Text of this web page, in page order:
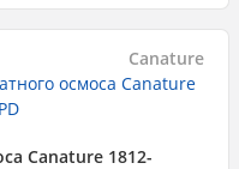
Canature
Canature 1812-